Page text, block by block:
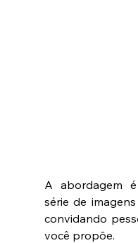
A abordagem
série de
convidando
você propõe.